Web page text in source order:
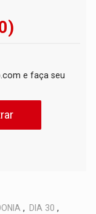
e faça seu
, DIA 30 ,